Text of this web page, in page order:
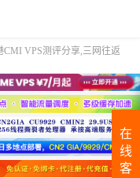
CMI VPS测评分享,三网往返
在
线
客